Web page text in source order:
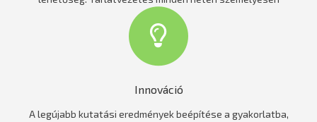
Innováció
A legújabb kutatási eredmények beépítése a gyakorlatba,